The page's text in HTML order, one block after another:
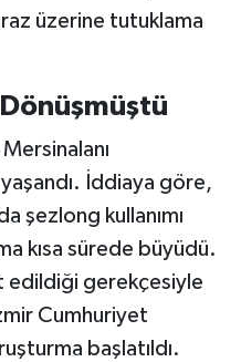
üzerine tutuklama
İddiaya göre,
şezlong kullanımı
kısa sürede büyüdü.
edildiği gerekçesiyle
Cumhuriyet
başlatıldı.